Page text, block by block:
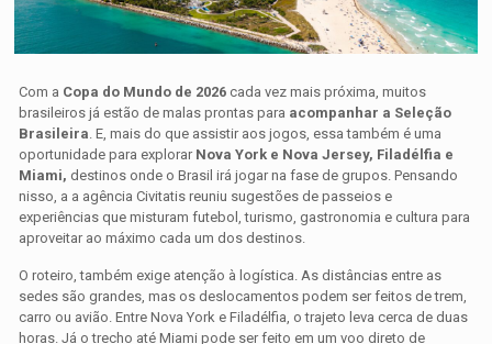
Com a Copa do Mundo de 2026 cada vez mais próxima, muitos
brasileiros já estão de malas prontas para acompanhar a Seleção
Brasileira. E, mais do que assistir aos jogos, essa também é uma
oportunidade para explorar Nova York e Nova Jersey, Filadélfia e
Miami, destinos onde o Brasil irá jogar na fase de grupos. Pensando
nisso, a a agência Civitatis reuniu sugestões de passeios e
experiências que misturam futebol, turismo, gastronomia e cultura para
aproveitar ao máximo cada um dos destinos.
O roteiro, também exige atenção à logística. As distâncias entre as
sedes são grandes, mas os deslocamentos podem ser feitos de trem,
carro ou avião. Entre Nova York e Filadélfia, o trajeto leva cerca de duas
horas. Já o trecho até Miami pode ser feito em um voo direto de